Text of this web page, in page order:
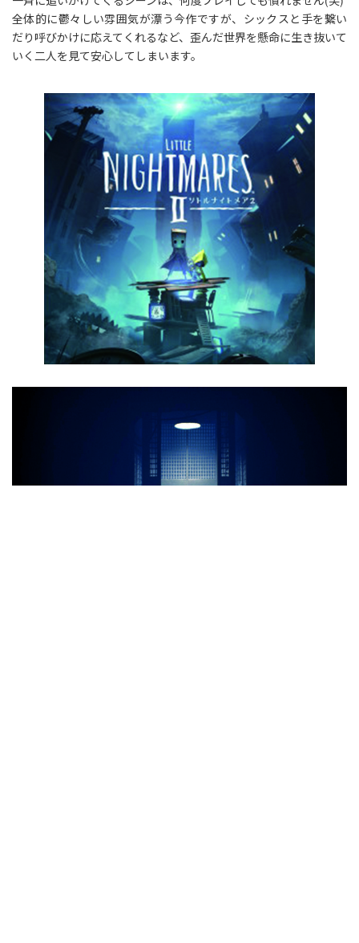
全体的に鬱々しい雰囲気が漂う今作ですが、シックスと手を繋い
だり呼びかけに応えてくれるなど、歪んだ世界を懸命に生き抜いて
いく二人を見て安心してしまいます。